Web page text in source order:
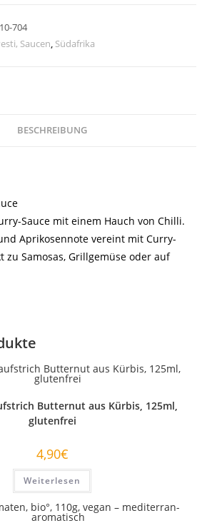
704
Saucen, Südafrika
BESCHREIBUNG
Sauce mit einem Hauch von Chilli.
Aprikosennote vereint mit Curry-
zu Samosas, Grillgemüse oder auf
Butternut aus Kürbis, 125ml,
glutenfrei
4,90€
Weiterlesen